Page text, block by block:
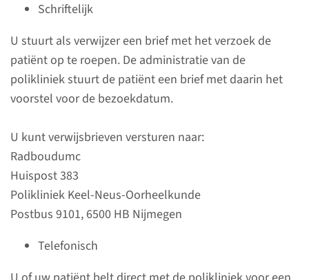
Schriftelijk
U stuurt als verwijzer een brief met het verzoek de
patiënt op te roepen. De administratie van de
polikliniek stuurt de patiënt een brief met daarin het
voorstel voor de bezoekdatum.
U kunt verwijsbrieven versturen naar:
Radboudumc
Huispost 383
Polikliniek Keel-Neus-Oorheelkunde
Postbus 9101, 6500 HB Nijmegen
Telefonisch
lees meer
Adressen
en routenummers